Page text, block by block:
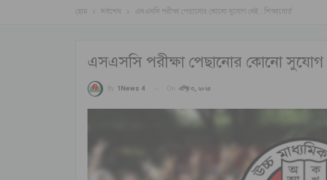
হোম সর্বশেষ এসএসসি পরীক্ষা পেছানোর কোনো সুযোগ নেই : শিক্ষাবোর্ড
এসএসসি পরীক্ষা পেছানোর কোনো সুযোগ
By 1News 4 On এপ্রি ৩, ২০২৫